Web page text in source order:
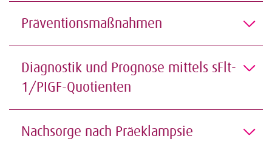
Präventionsmaßnahmen
Diagnostik und Prognose mittels sFlt-
1/PIGF-Quotienten
Nachsorge nach Präeklampsie